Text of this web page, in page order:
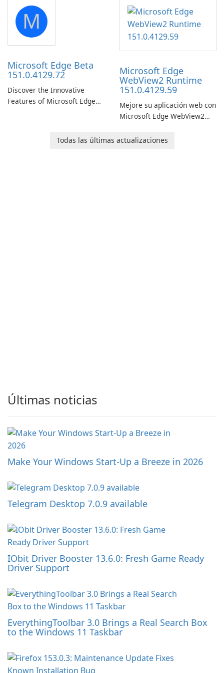
portable media on any
computer running Microsoft
Windows.
M
Microsoft Edge Beta
151.0.4129.72
Discover the Innovative
Features of Microsoft Edge
Corporation, is shaping the
Microsoft Edge
WebView2 Runtime
151.0.4129.59
Mejore su aplicación web con
Microsoft Edge WebView2
Todas las últimas actualizaciones
Últimas noticias
Make Your Windows Start-Up a Breeze in 2026
Telegram Desktop 7.0.9 available
IObit Driver Booster 13.6.0: Fresh Game Ready
Driver Support
EverythingToolbar 3.0 Brings a Real Search Box
to the Windows 11 Taskbar